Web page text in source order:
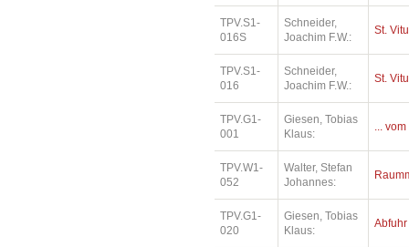
TPV.S1-
016S
Schneider,
Joachim F.W.:
St.
TPV.S1-
016
Schneider,
Joachim F.W.:
St.
TPV.G1-
001
Giesen, Tobias
Klaus:
...
TPV.W1-
052
Walter, Stefan
Johannes:
TPV.G1-
020
Giesen, Tobias
Klaus:
Abfuhr